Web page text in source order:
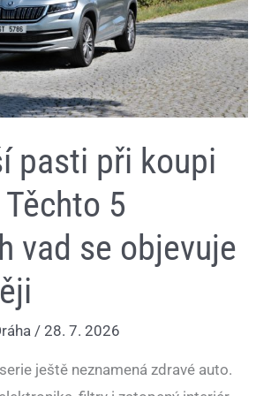
pasti při koupi
5
vad se objevuje
/28. 7. 2026
ještě neznamená zdravé auto.